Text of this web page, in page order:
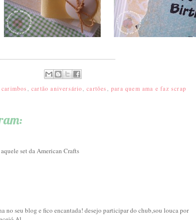
,carimbos ,cartão aniversário ,cartões para quem ama e faz scrap
set da American Crafts
no seu blog e fico encantada! desejo participar do chub,sou louca por